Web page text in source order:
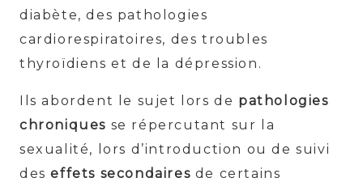
diabète, des pathologies
cardiorespiratoires, des troubles
thyroïdiens et de la dépression.
Ils abordent le sujet lors de pathologies
chroniques se répercutant sur la
sexualité, lors d’introduction ou de suivi
deseffets secondaires de certains